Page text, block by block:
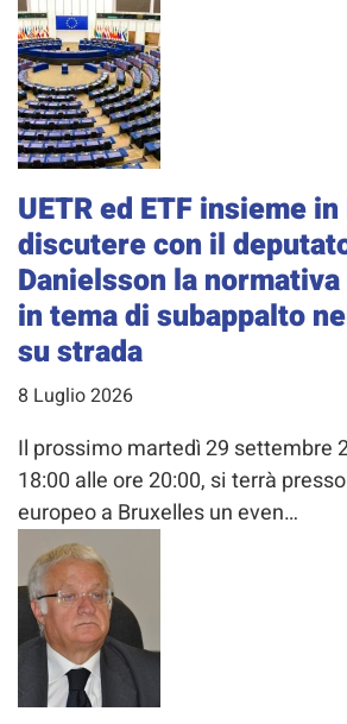
UETR ed ETF insieme
discutere con il
Danielsson la
in tema di subappalto
su strada
8 Luglio 2026
Il prossimo martedì 29 settembre
18:00 alle ore 20:00, si terrà
europeo a Bruxelles un even…